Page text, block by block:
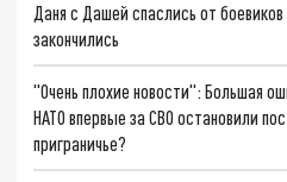
Даня с Дашей спаслись от
закончились
"Очень плохие новости": Большая
НАТО впервые за СВО остановили
приграничье?